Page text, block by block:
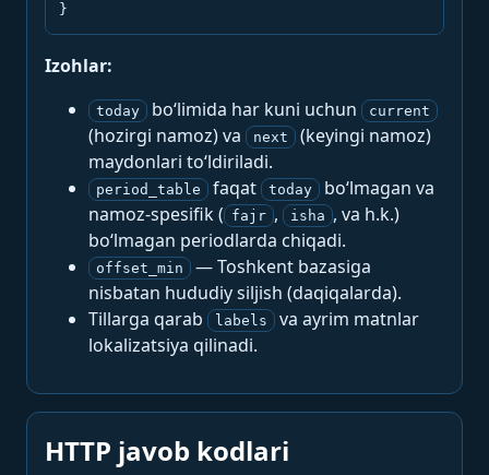
}
Izohlar:
today bo‘limida har kuni uchun current
(hozirgi namoz) va next
(keyingi namoz)
maydonlari to‘ldiriladi.
period_table faqat today
bo‘lmagan va
namoz-spesifik ( fajr , isha , va h.k.)
bo‘lmagan periodlarda chiqadi.
offset_min
— Toshkent bazasiga
nisbatan hududiy siljish (daqiqalarda).
Tillarga qarab
labels
va ayrim matnlar
lokalizatsiya qilinadi.
HTTP javob kodlari